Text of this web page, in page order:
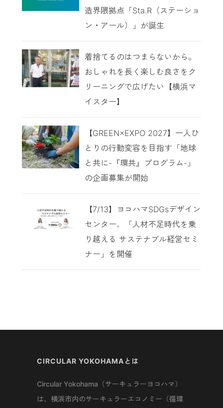
造界隈拠点「Sta.R（ステーショ
ン・アール）」が誕生
着捨てるのはつまらないから。
おしゃれを長く楽しむ良さをク
リーニングで広げたい【横浜マ
イスター】
【GREEN×EXPO 2027】一人ひ
とりの行動変容を目指す「地球
と共に-『環共』プログラム-」
の企画募集が開始
【7/13】ヨコハマSDGsデザイン
センター、「人材不足時代を乗
り越える サステナブル経営セミ
ナー」を開催
CIRCULAR YOKOHAMAとは
Circular Yokohama（サーキュラーヨコハマ）
は、横浜市内のサーキュラーエコノミー（循環